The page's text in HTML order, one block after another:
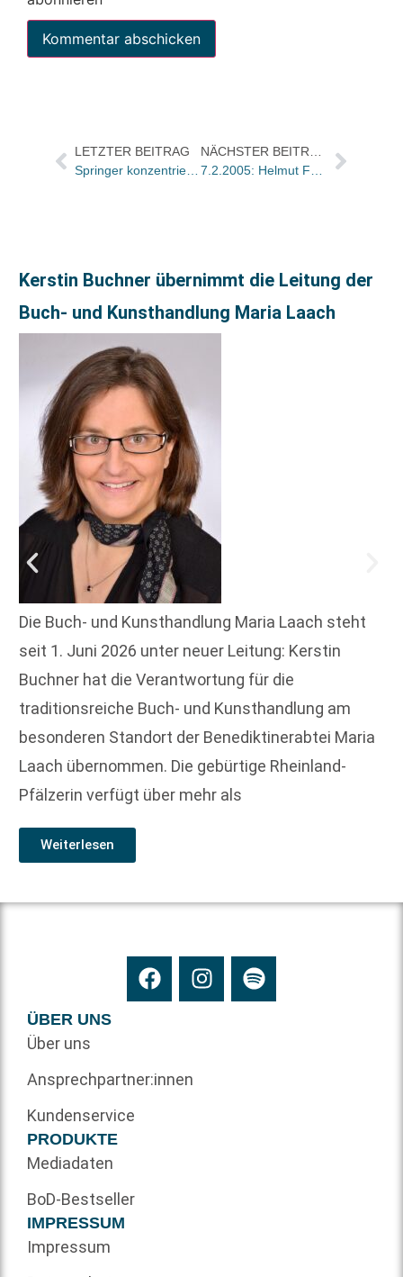
LETZTER BEITRAG
Springer konzentriert seine Auslieferung beim Springer Distribution Center in Heidelberg und der Auslieferung Mecedes in New York
Kerstin Buchner übernimmt die Leitung der
Buch- und Kunsthandlung Maria Laach
Die Buch- und Kunsthandlung Maria Laach steht
seit 1. Juni 2026 unter neuer Leitung: Kerstin
Buchner hat die Verantwortung für die
traditionsreiche Buch- und Kunsthandlung am
besonderen Standort der Benediktinerabtei Maria
Laach übernommen. Die gebürtige Rheinland-
Pfälzerin verfügt über mehr als
Weiterlesen
ÜBER UNS
Über uns
Ansprechpartner:innen
Kundenservice
PRODUKTE
Mediadaten
BoD-Bestseller
IMPRESSUM
Impressum